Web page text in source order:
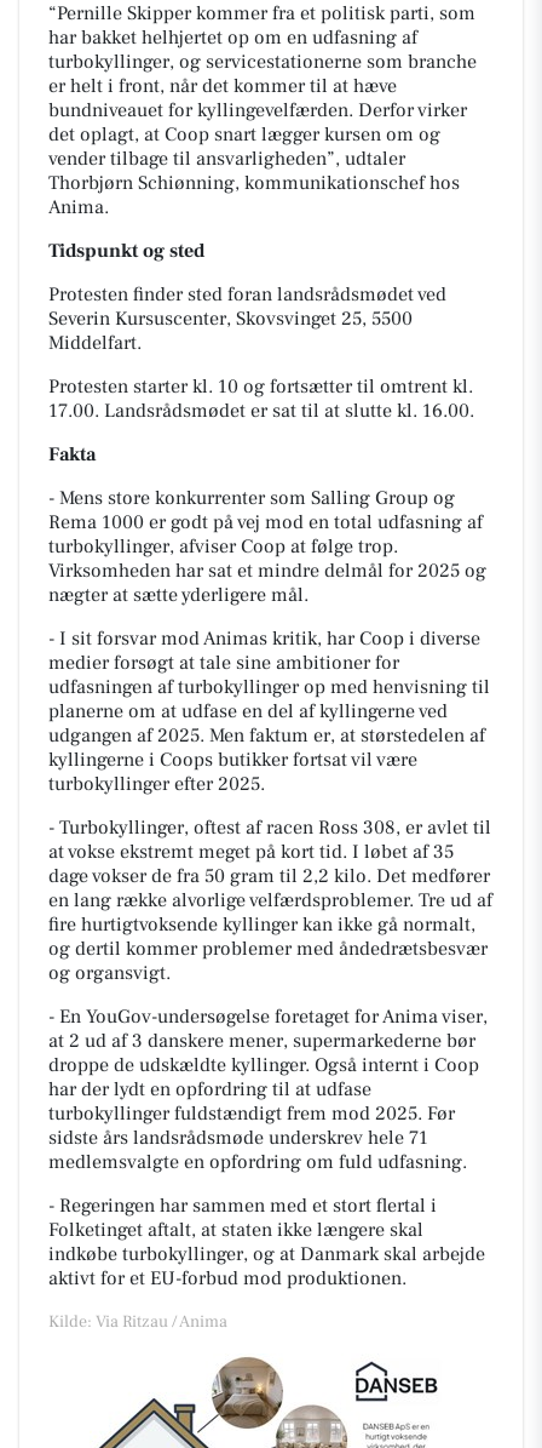
“Pernille Skipper kommer fra et politisk parti, som
har bakket helhjertet op om en udfasning af
turbokyllinger, og servicestationerne som branche
er helt i front, når det kommer til at hæve
bundniveauet for kyllingevelfærden. Derfor virker
det oplagt, at Coop snart lægger kursen om og
vender tilbage til ansvarligheden”, udtaler
Thorbjørn Schiønning, kommunikationschef hos
Anima.
Tidspunkt og sted
Protesten finder sted foran landsrådsmødet ved
Severin Kursuscenter, Skovsvinget 25, 5500
Middelfart.
Protesten starter kl. 10 og fortsætter til omtrent kl.
17.00. Landsrådsmødet er sat til at slutte kl. 16.00.
Fakta
- Mens store konkurrenter som Salling Group og
Rema 1000 er godt på vej mod en total udfasning af
turbokyllinger, afviser Coop at følge trop.
Virksomheden har sat et mindre delmål for 2025 og
nægter at sætte yderligere mål.
- I sit forsvar mod Animas kritik, har Coop i diverse
medier forsøgt at tale sine ambitioner for
udfasningen af turbokyllinger op med henvisning til
planerne om at udfase en del af kyllingerne ved
udgangen af 2025. Men faktum er, at størstedelen af
kyllingerne i Coops butikker fortsat vil være
turbokyllinger efter 2025.
- Turbokyllinger, oftest af racen Ross 308, er avlet til
at vokse ekstremt meget på kort tid. I løbet af 35
dage vokser de fra 50 gram til 2,2 kilo. Det medfører
en lang række alvorlige velfærdsproblemer. Tre ud af
fire hurtigtvoksende kyllinger kan ikke gå normalt,
og dertil kommer problemer med åndedrætsbesvær
og organsvigt.
- En YouGov-undersøgelse foretaget for Anima viser,
at 2 ud af 3 danskere mener, supermarkederne bør
droppe de udskældte kyllinger. Også internt i Coop
har der lydt en opfordring til at udfase
turbokyllinger fuldstændigt frem mod 2025. Før
sidste års landsrådsmøde underskrev hele 71
medlemsvalgte en opfordring om fuld udfasning.
- Regeringen har sammen med et stort flertal i
Folketinget aftalt, at staten ikke længere skal
indkøbe turbokyllinger, og at Danmark skal arbejde
aktivt for et EU-forbud mod produktionen.
Kilde: Via Ritzau / Anima